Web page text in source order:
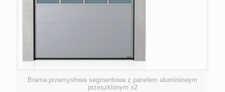
Brama przemysłowa segmentowa z panelem aluminiowym
przeszklonym x2